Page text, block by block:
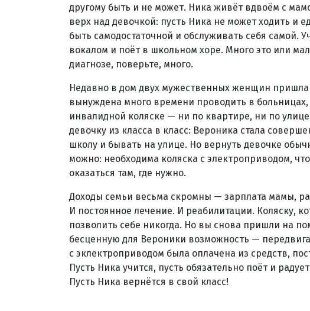
другому быть и не может. Ника живёт вдвоём с
верх над девочкой: пусть Ника не может ходить и
быть самодостаточной и обслуживать себя самой.
вокалом и поёт в школьном хоре. Много это или
диагнозе, поверьте, много.
Недавно в дом двух мужественных женщин пришла
вынуждена много времени проводить в
инвалидной коляске — ни по квартире, ни по
девочку из класса в класс: Вероника стала
школу и бывать на улице. Но вернуть девочке
можно: необходима коляска с электроприводом,
оказаться там, где нужно.
Доходы семьи весьма скромны — зарплата мамы,
И постоянное лечение. И реабилитации. Коляску,
позволить себе никогда. Но вы снова пришли на
бесценную для Вероники возможность —
с эклектроприводом была оплачена из средств,
Пусть Ника учится, пусть обязательно поёт и
Пусть Ника вернётся в свой класс!